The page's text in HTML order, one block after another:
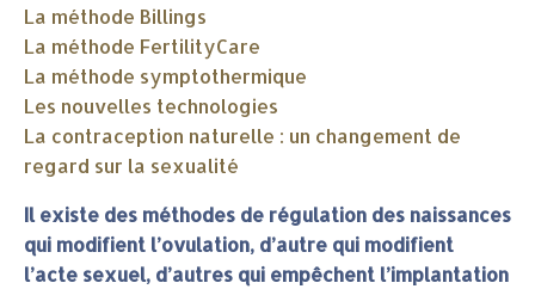
La méthode Billings
La méthode FertilityCare
La méthode symptothermique
Les nouvelles technologies
La contraception naturelle : un changement de
regard sur la sexualité
Il existe des méthodes de régulation des naissances
qui modifient l’ovulation, d’autre qui modifient
l’acte sexuel, d’autres qui empêchent l’implantation